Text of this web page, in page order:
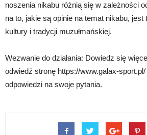
noszenia nikabu różnią się w zależności
na to, jakie są opinie na temat nikabu, jest
kultury i tradycji muzułmańskiej.
Wezwanie do działania: Dowiedz się
odwiedź stronę https://www.galax-
odpowiedzi na swoje pytania.